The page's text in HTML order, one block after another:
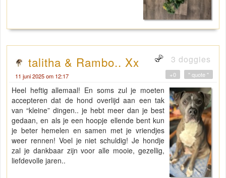
talitha & Rambo.. Xx 3 doggies
11 juni 2025 om 12:17 " quote "
+0
Heel heftig allemaal! En soms zul je moeten
accepteren dat de hond overlijd aan een tak
van “kleine” dingen.. je hebt meer dan je best
gedaan, en als je een hoopje ellende bent kun
je beter hemelen en samen met je vriendjes
weer rennen! Voel je niet schuldig! Je hondje
zal je dankbaar zijn voor alle mooie, gezellig,
liefdevolle jaren..